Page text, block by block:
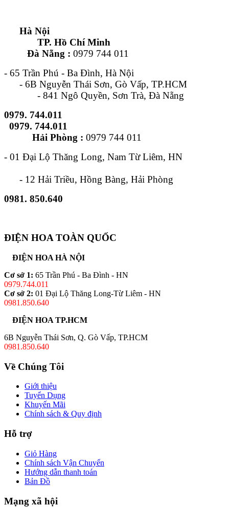
Hà Nội
TP. Hồ Chí Minh
Đà Nẵng : 0979 744 011
- 65 Trần Phú - Ba Đình, Hà Nội
- 6B Nguyễn Thái Sơn, Gò Vấp, TP.HCM
- 841 Ngô Quyền, Sơn Trà, Đà Nẵng
0979. 744.011
0979. 744.011
Hải Phòng : 0979 744 011
- 01 Đại Lộ Thăng Long, Nam Từ Liêm, HN
- 12 Hải Triều, Hồng Bàng, Hải Phòng
0981. 850.640
ĐIỆN HOA TOÀN QUỐC
ĐIỆN HOA HÀ NỘI
Cơ sở 1: 65 Trần Phú - Ba Đình - HN
0979.744.011
Cơ sở 2: 01 Đại Lộ Thăng Long-Từ Liêm - HN
0981.850.640
ĐIỆN HOA TP.HCM
6B Nguyễn Thái Sơn, Q. Gò Vấp, TP.HCM
0981.850.640
Về Chúng Tôi
Giới thiệu
Tuyển Dụng
Khuyến Mãi
Chính sách & Quy định
Hỗ trợ
Giỏ Hàng
Chính sách Vận Chuyển
Hướng dẫn thanh toán
Bản Đồ
Mạng xã hội